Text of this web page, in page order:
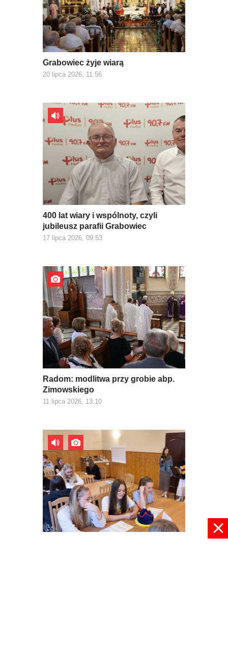
Grabowiec żyje wiarą
20 lipca 2026, 11:56
400 lat wiary i wspólnoty, czyli
jubileusz parafii Grabowiec
17 lipca 2026, 09:53
Radom: modlitwa przy grobie abp.
Zimowskiego
11 lipca 2026, 13:10